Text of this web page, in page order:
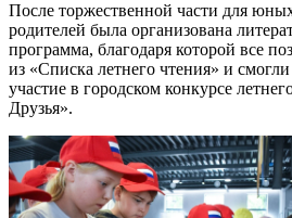
После торжественной части для
родителей была организована
программа, благодаря которой все
из «Списка летнего чтения» и
участие в городском конкурсе
Друзья».